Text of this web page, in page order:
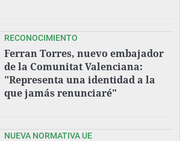
RECONOCIMIENTO
Ferran Torres, nuevo embajador
de la Comunitat Valenciana:
"Representa una identidad a la
que jamás renunciaré"
NUEVA NORMATIVA UE